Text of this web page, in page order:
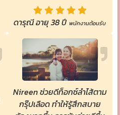
ดารุณี อายุ 38 ปี พนักงานต้อนรับ
Nireen ช่วยดีท็อกซ์ลำไส้ตาม
กรุ๊ปเลือด ทำให้รู้สึกสบาย